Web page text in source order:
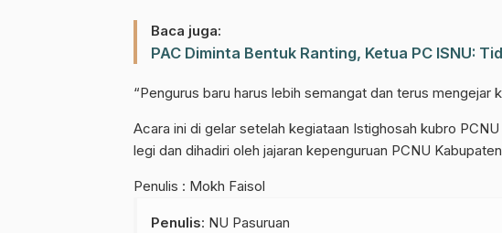
Baca juga:
PAC Diminta Bentuk Ranting, Ketua PC ISNU:
“Pengurus baru harus lebih semangat dan terus mengejar
Acara ini di gelar setelah kegiataan Istighosah kubro
legi dan dihadiri oleh jajaran kepenguruan PCNU
Penulis : Mokh Faisol
Penulis: NU Pasuruan